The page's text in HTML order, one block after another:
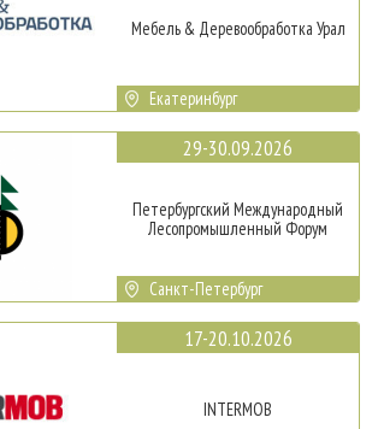
Мебель & Деревообработка Урал
Екатеринбург
29-30.09.2026
Петербургский Международный
Лесопромышленный Форум
Санкт-Петербург
17-20.10.2026
INTERMOB